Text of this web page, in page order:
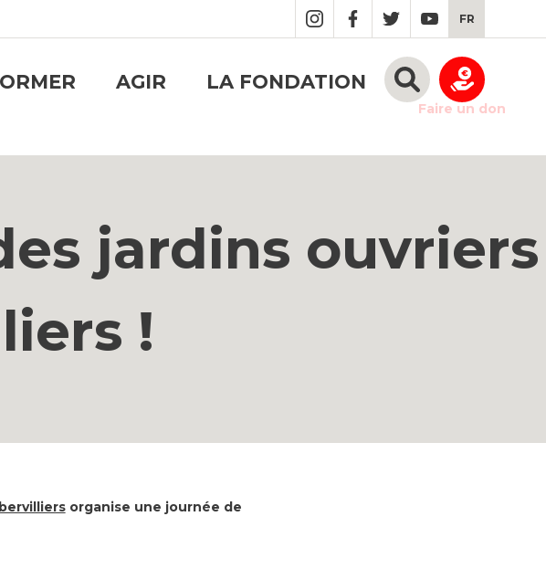
FR
AGIR LA FONDATION
Faire un don
jardins ouvriers
!
organise une journée de